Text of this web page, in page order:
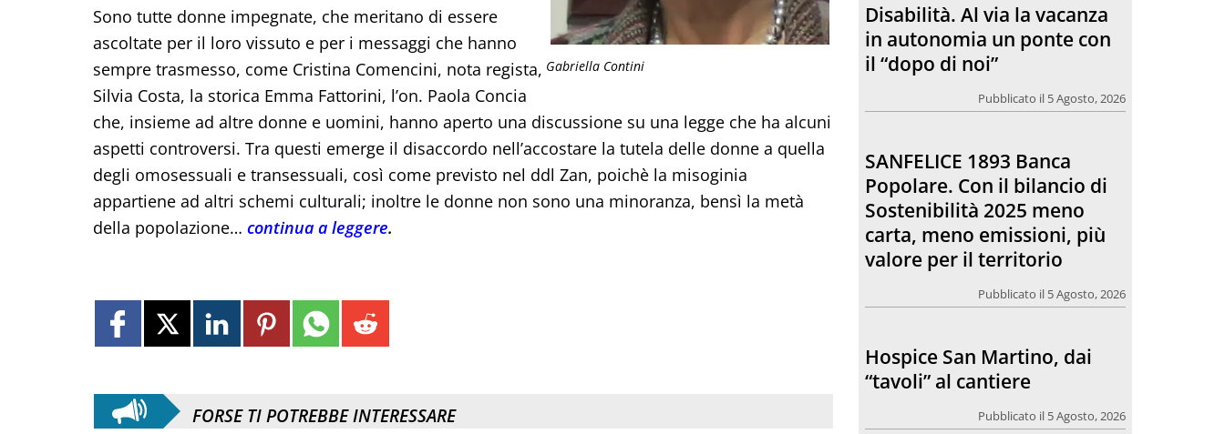
Gabriella Contini
Sono tutte donne impegnate, che meritano di essere
ascoltate per il loro vissuto e per i messaggi che hanno
sempre trasmesso, come Cristina Comencini, nota regista,
Silvia Costa, la storica Emma Fattorini, l’on. Paola Concia
che, insieme ad altre donne e uomini, hanno aperto una discussione su una legge che ha alcuni
aspetti controversi. Tra questi emerge il disaccordo nell’accostare la tutela delle donne a quella
degli omosessuali e transessuali, così come previsto nel ddl Zan, poichè la misoginia
appartiene ad altri schemi culturali; inoltre le donne non sono una minoranza, bensì la metà
della popolazione… continua a leggere.
FORSE TI POTREBBE INTERESSARE
SANFELICE 1893 Banca
Popolare. Con il bilancio di
Sostenibilità 2025 meno
carta, meno emissioni, più
valore per il territorio
Hospice San Martino, dai
“tavoli” al cantiere
Pubblicato il 5 Agosto, 2026
Comunicare bene, una
anche il rapporto tra la
chiesa e l’opinione pubblica
Pubblicato il 5 Agosto, 2026